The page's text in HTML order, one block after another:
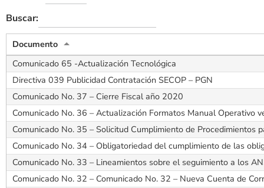
Buscar:
Documento
Comunicado 65 -Actualización Tecnológica
Directiva 039 Publicidad Contratación SECOP – PGN
Comunicado No. 37 – Cierre Fiscal año 2020
Comunicado No. 36 – Actualización Formatos Manual Operativo
Comunicado No. 35 – Solicitud Cumplimiento de Procedimientos
Comunicado No. 34 – Obligatoriedad del cumplimiento de las
Comunicado No. 33 – Lineamientos sobre el seguimiento a los
Comunicado No. 32 – Comunicado No. 32 – Nueva Cuenta de